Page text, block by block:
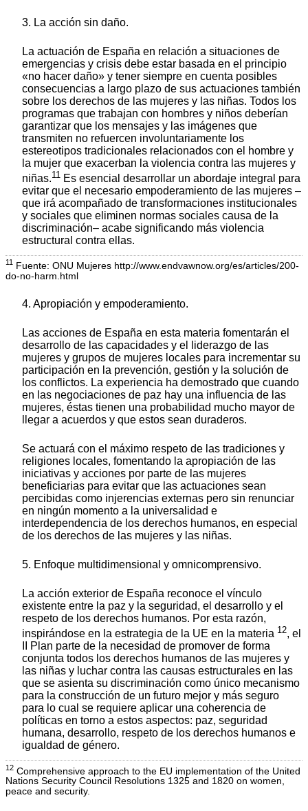
3. La acción sin daño.
La actuación de España en relación a situaciones de
emergencias y crisis debe estar basada en el principio
«no hacer daño» y tener siempre en cuenta posibles
consecuencias a largo plazo de sus actuaciones también
sobre los derechos de las mujeres y las niñas. Todos los
programas que trabajan con hombres y niños deberían
garantizar que los mensajes y las imágenes que
transmiten no refuercen involuntariamente los
estereotipos tradicionales relacionados con el hombre y
la mujer que exacerban la violencia contra las mujeres y
niñas.11 Es esencial desarrollar un abordaje integral para
evitar que el necesario empoderamiento de las mujeres –
que irá acompañado de transformaciones institucionales
y sociales que eliminen normas sociales causa de la
discriminación– acabe significando más violencia
estructural contra ellas.
11
Fuente: ONU Mujeres http://www.endvawnow.org/es/articles/200-
do-no-harm.html
4. Apropiación y empoderamiento.
Las acciones de España en esta materia fomentarán el
desarrollo de las capacidades y el liderazgo de las
mujeres y grupos de mujeres locales para incrementar su
participación en la prevención, gestión y la solución de
los conflictos. La experiencia ha demostrado que cuando
en las negociaciones de paz hay una influencia de las
mujeres, éstas tienen una probabilidad mucho mayor de
llegar a acuerdos y que estos sean duraderos.
Se actuará con el máximo respeto de las tradiciones y
religiones locales, fomentando la apropiación de las
iniciativas y acciones por parte de las mujeres
beneficiarias para evitar que las actuaciones sean
percibidas como injerencias externas pero sin renunciar
en ningún momento a la universalidad e
interdependencia de los derechos humanos, en especial
de los derechos de las mujeres y las niñas.
5. Enfoque multidimensional y omnicomprensivo.
La acción exterior de España reconoce el vínculo
existente entre la paz y la seguridad, el desarrollo y el
respeto de los derechos humanos. Por esta razón,
inspirándose en la estrategia de la UE en la materia 12, el
II Plan parte de la necesidad de promover de forma
conjunta todos los derechos humanos de las mujeres y
las niñas y luchar contra las causas estructurales en las
que se asienta su discriminación como único mecanismo
para la construcción de un futuro mejor y más seguro
para lo cual se requiere aplicar una coherencia de
políticas en torno a estos aspectos: paz, seguridad
humana, desarrollo, respeto de los derechos humanos e
igualdad de género.
12 Comprehensive approach to the EU implementation of the United
Nations Security Council Resolutions 1325 and 1820 on women,
peace and security.